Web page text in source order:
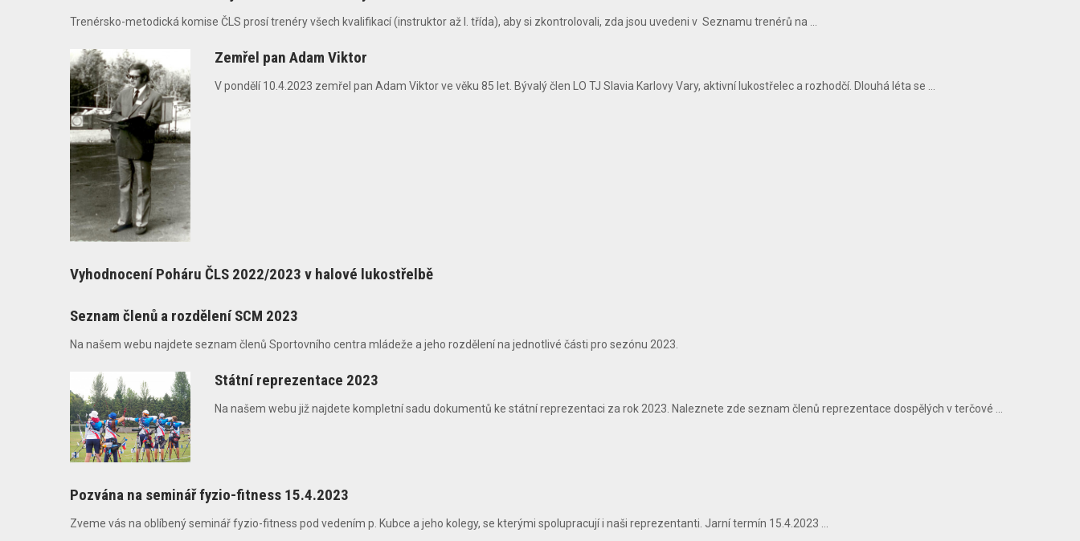
Trenérsko-metodická komise ČLS prosí trenéry všech kvalifikací (instruktor až I. třída), aby si zkontrolovali, zda jsou uvedeni v Seznamu trenérů na ...
Zemřel pan Adam Viktor
V pondělí 10.4.2023 zemřel pan Adam Viktor ve věku 85 let. Bývalý člen LO TJ Slavia Karlovy Vary, aktivní lukostřelec a rozhodčí. Dlouhá léta se ...
Vyhodnocení Poháru ČLS 2022/2023 v halové lukostřelbě
Seznam členů a rozdělení SCM 2023
Na našem webu najdete seznam členů Sportovního centra mládeže a jeho rozdělení na jednotlivé části pro sezónu 2023.
Státní reprezentace 2023
Na našem webu již najdete kompletní sadu dokumentů ke státní reprezentaci za rok 2023. Naleznete zde seznam členů reprezentace dospělých v terčové ...
Pozvána na seminář fyzio-fitness 15.4.2023
Zveme vás na oblíbený seminář fyzio-fitness pod vedením p. Kubce a jeho kolegy, se kterými spolupracují i naši reprezentanti. Jarní termín 15.4.2023 ...